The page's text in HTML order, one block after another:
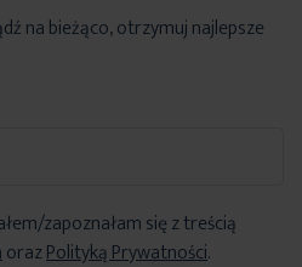
na bieżąco, otrzymuj najlepsze
zapoznałam się z treścią
orazPolityką Prywatności.